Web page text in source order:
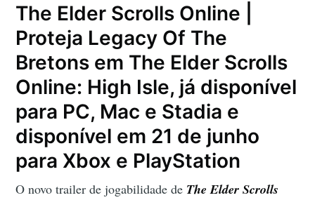
The Elder Scrolls Online |
Proteja Legacy Of The
Bretons em The Elder Scrolls
Online: High Isle, já disponível
para PC, Mac e Stadia e
disponível em 21 de junho
para Xbox e PlayStation
O novo trailer de jogabilidade de The Elder Scrolls